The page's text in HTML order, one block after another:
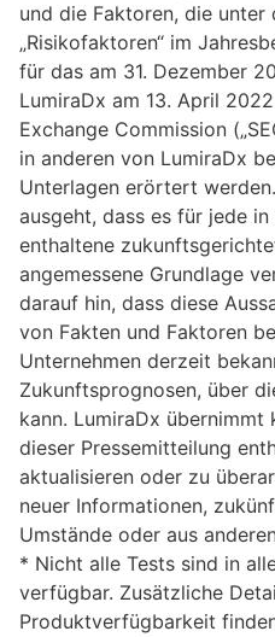
und die Faktoren, die unter
„Risikofaktoren“ im
für das am 31. Dezember
LumiraDx am 13. April
Exchange Commission
in anderen von LumiraDx
Unterlagen erörtert
ausgeht, dass es für jede
enthaltene
angemessene Grundlage
darauf hin, dass diese
von Fakten und Faktoren
Unternehmen derzeit
Zukunftsprognosen, über
kann. LumiraDx
dieser Pressemitteilung
aktualisieren oder zu
neuer Informationen,
Umstände oder aus
* Nicht alle Tests sind in
verfügbar. Zusätzliche
Produktverfügbarkeit